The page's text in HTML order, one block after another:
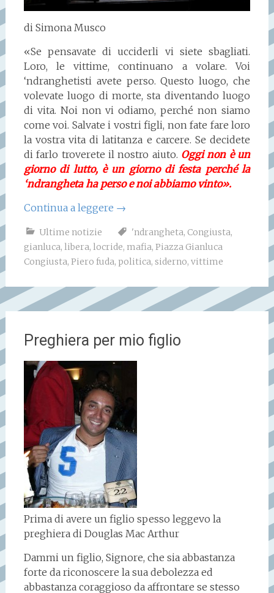
di Simona Musco
«Se pensavate di ucciderli vi siete sbagliati.
Loro, le vittime, continuano a volare. Voi
‘ndranghetisti avete perso. Questo luogo, che
volevate luogo di morte, sta diventando luogo
di vita. Noi non vi odiamo, perché non siamo
come voi. Salvate i vostri figli, non fate fare loro
la vostra vita di latitanza e carcere. Se decidete
di farlo troverete il nostro aiuto. Oggi non è un
giorno di lutto, è un giorno di festa perché la
‘ndrangheta ha perso e noi abbiamo vinto».
Continua a leggere →
Ultime notizie 'ndrangheta, Congiusta,
gianluca, libera, locride, mafia, Piazza Gianluca
Congiusta, Piero fuda, politica, siderno, vittime
Preghiera per mio figlio
Prima di avere un figlio spesso leggevo la
preghiera di Douglas Mac Arthur
Dammi un figlio, Signore, che sia abbastanza
forte da riconoscere la sua debolezza ed
abbastanza coraggioso da affrontare se stesso